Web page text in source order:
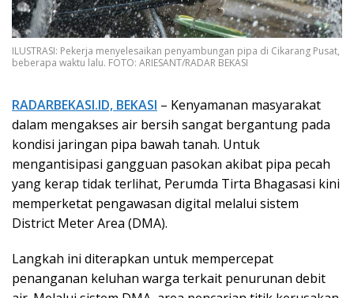
ILUSTRASI: Pekerja menyelesaikan penyambungan pipa di Cikarang Pusat,
beberapa waktu lalu. FOTO: ARIESANT/RADAR BEKASI
RADARBEKASI.ID, BEKASI – Kenyamanan masyarakat
dalam mengakses air bersih sangat bergantung pada
kondisi jaringan pipa bawah tanah. Untuk
mengantisipasi gangguan pasokan akibat pipa pecah
yang kerap tidak terlihat, Perumda Tirta Bhagasasi kini
memperketat pengawasan digital melalui sistem
District Meter Area (DMA).
Langkah ini diterapkan untuk mempercepat
penanganan keluhan warga terkait penurunan debit